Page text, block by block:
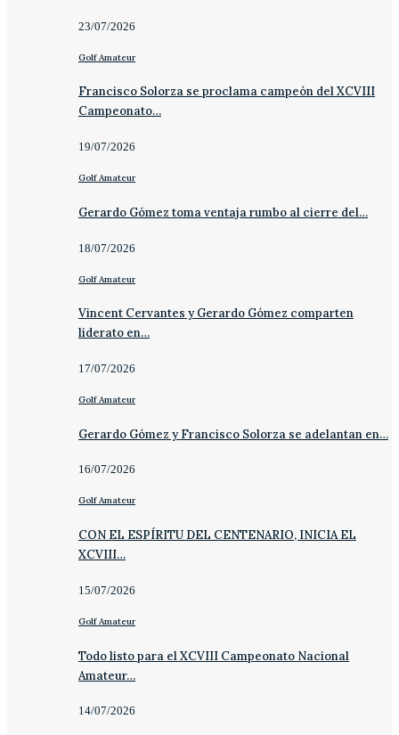
23/07/2026
Golf Amateur
Francisco Solorza se proclama campeón del XCVIII
Campeonato…
19/07/2026
Golf Amateur
Gerardo Gómez toma ventaja rumbo al cierre del…
18/07/2026
Golf Amateur
Vincent Cervantes y Gerardo Gómez comparten
liderato en…
17/07/2026
Golf Amateur
Gerardo Gómez y Francisco Solorza se adelantan en…
16/07/2026
Golf Amateur
CON EL ESPÍRITU DEL CENTENARIO, INICIA EL
XCVIII…
15/07/2026
Golf Amateur
Todo listo para el XCVIII Campeonato Nacional
Amateur…
14/07/2026